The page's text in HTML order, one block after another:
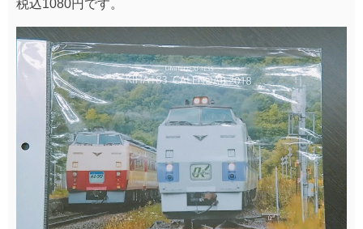
税込1080円です。